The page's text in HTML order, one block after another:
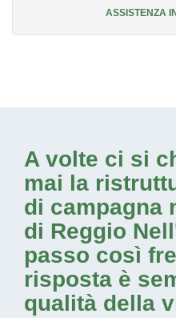
ASSISTENZA
A volte ci si
mai la
di campagna
di Reggio
passo così
risposta è
qualità della